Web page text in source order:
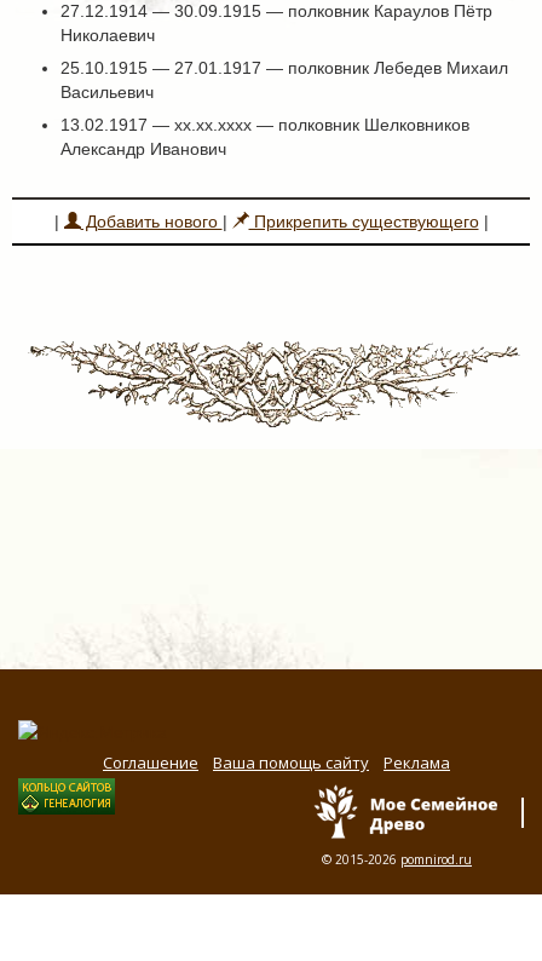
27.12.1914 — 30.09.1915 — полковник Караулов Пётр
Николаевич
25.10.1915 — 27.01.1917 — полковник Лебедев Михаил
Васильевич
13.02.1917 — хх.хх.хххх — полковник Шелковников
Александр Иванович
| Добавить нового | Прикрепить существующего|
Соглашение Ваша помощь сайту Реклама
© 2015-2026 pomnirod.ru